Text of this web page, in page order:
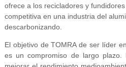
ofrece a los recicladores y
competitiva en una industria del
descarbonizando.
El objetivo de TOMRA de ser líder
es un compromiso de largo